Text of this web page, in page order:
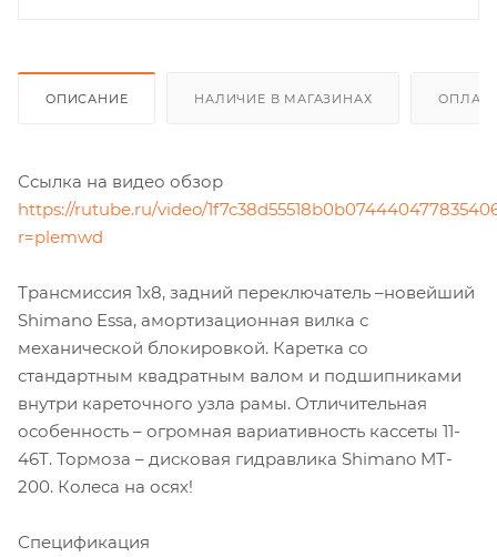
ОПИСАНИЕ НАЛИЧИЕ В МАГАЗИНАХ
Ссылка на видео обзор
https://rutube.ru/video/
r=plemwd
Трансмиссия 1х8, задний переключатель –новейший
Shimano Essa, амортизационная вилка с
механической блокировкой. Каретка со
стандартным квадратным валом и подшипниками
внутри кареточного узла рамы. Отличительная
особенность – огромная вариативность кассеты 11-
46Т. Тормоза – дисковая гидравлика Shimano MT-
200. Колеса на осях!
Спецификация